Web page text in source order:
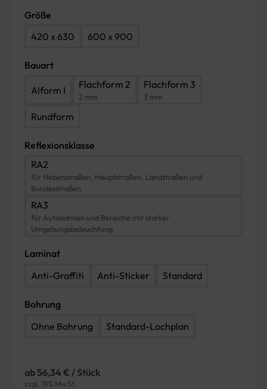
Größe
420 x 630
600 x 900
Bauart
Alform I Flachform 2
2 mm
Flachform 3
3 mm
Rundform
Reflexionsklasse
RA2
für Nebenstraßen, Hauptstraßen, Landstraßen und
Bundesstraßen
RA3
für Autobahnen und Bereiche mit starker
Umgebungsbeleuchtung
Laminat
Anti-Graffiti
Anti-Sticker Standard
Bohrung
Ohne Bohrung
Standard-Lochplan
ab 56,34 € / Stück
zzgl. 19% MwSt.